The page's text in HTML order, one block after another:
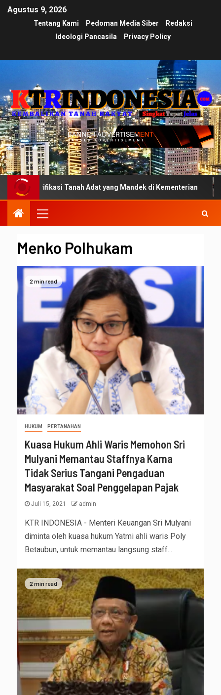
Agustus 9, 2026
Tentang Kami Pedoman Media Siber
Redaksi
Ideologi Pancasila
Privacy Policy
Verifikasi Tanah Adat yang Mandek di Kementerian
Menko Polhukam
2 min read
HUKUM PERTANAHAN
Kuasa Hukum Ahli Waris Memohon Sri
Mulyani Memantau Staffnya Karna
Tidak Serius Tangani Pengaduan
Masyarakat Soal Penggelapan Pajak
Juli 15, 2021 admin
KTR INDONESIA - Menteri Keuangan Sri Mulyani
diminta oleh kuasa hukum Yatmi ahli waris Poly
Betaubun, untuk memantau langsung staff...
2 min read